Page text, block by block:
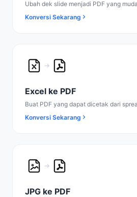
Ubah dek slide menjadi PDF yang
Konversi Sekarang
Excel ke PDF
Buat PDF yang dapat dicetak dari
Konversi Sekarang
JPG ke PDF